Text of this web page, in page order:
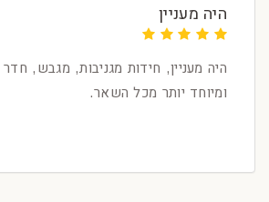
היה מעניין
היה מעניין, חידות מגניבות, מגבש,
ומיוחד יותר מכל השאר.